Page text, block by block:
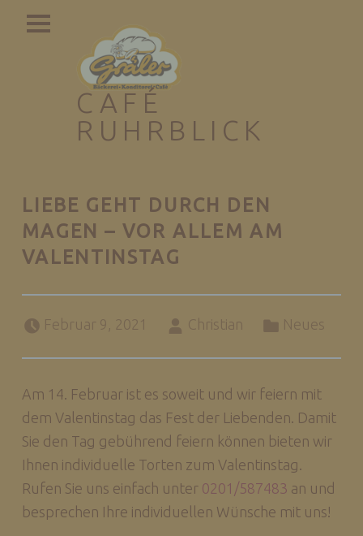
CAFÉ
RUHRBLICK
LIEBE GEHT DURCH DEN
MAGEN – VOR ALLEM AM
VALENTINSTAG
Februar 9, 2021
Christian
Neues
Am 14. Februar ist es soweit und wir feiern mit
dem Valentinstag das Fest der Liebenden. Damit
Sie den Tag gebührend feiern können bieten wir
Ihnen individuelle Torten zum Valentinstag.
Rufen Sie uns einfach unter 0201/587483 an und
besprechen Ihre individuellen Wünsche mit uns!